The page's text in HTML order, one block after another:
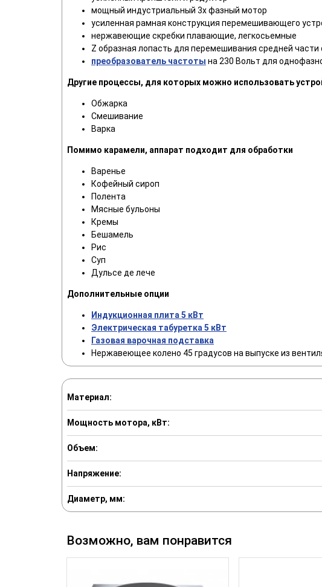
мощный индустриальный 3х фазный мотор
усиленная рамная конструкция перемешивающего
нержавеющие скребки плавающие, легкосьемные
Z образная лопасть для перемешивания средней части
преобразователь частоты на 230 Вольт для
Другие процессы, для которых можно использовать
Обжарка
Смешивание
Варка
Помимо карамели, аппарат подходит для обработки
Варенье
Кофейный сироп
Полента
Мясные бульоны
Кремы
Бешамель
Рис
Суп
Дульсе де лече
Дополнительные опции
Индукционная плита 5 кВт
Электрическая табуретка 5 кВт
Газовая варочная подставка
Нержавеющее колено 45 градусов на выпуске из
Материал:
Мощность мотора, кВт:
Объем:
Напряжение:
Диаметр, мм:
Возможно, вам понравится